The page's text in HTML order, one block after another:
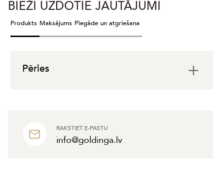
RAKSTIET E-PASTU
info@goldinga.lv
BIEŽI UZDOTIE JAUTĀJUMI
Produkts Maksājums Piegāde un atgriešana
Pērles